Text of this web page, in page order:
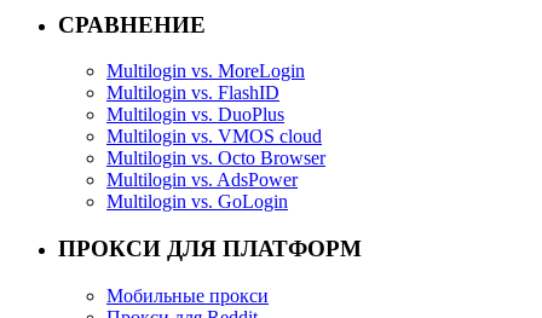
СРАВНЕНИЕ
Multilogin vs. MoreLogin
Multilogin vs. FlashID
Multilogin vs. DuoPlus
Multilogin vs. VMOS cloud
Multilogin vs. Octo Browser
Multilogin vs. AdsPower
Multilogin vs. GoLogin
ПРОКСИ ДЛЯ ПЛАТФОРМ
Мобильные прокси